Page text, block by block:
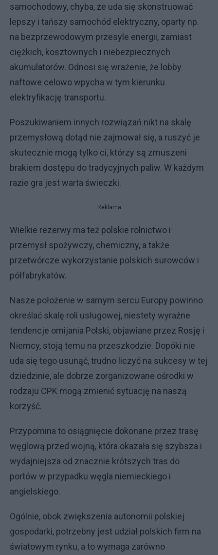
samochodowy, chyba, że uda się skonstruować
lepszy i tańszy samochód elektryczny, oparty np.
na bezprzewodowym przesyle energii, zamiast
ciężkich, kosztownych i niebezpiecznych
akumulatorów. Odnosi się wrażenie, że lobby
naftowe celowo wpycha w tym kierunku
elektryfikację transportu.
Poszukiwaniem innych rozwiązań nikt na skalę
przemysłową dotąd nie zajmował się, a ruszyć je
skutecznie mogą tylko ci, którzy są zmuszeni
brakiem dostępu do tradycyjnych paliw. W każdym
razie gra jest warta świeczki.
Reklama
Wielkie rezerwy ma też polskie rolnictwo i
przemysł spożywczy, chemiczny, a także
przetwórcze wykorzystanie polskich surowców i
półfabrykatów.
Nasze położenie w samym sercu Europy powinno
określać skalę roli usługowej, niestety wyraźne
tendencje omijania Polski, objawiane przez Rosję i
Niemcy, stoją temu na przeszkodzie. Dopóki nie
uda się tego usunąć, trudno liczyć na sukcesy w tej
dziedzinie, ale dobrze zorganizowane ośrodki w
rodzaju CPK mogą zmienić sytuację na naszą
korzyść.
Przypomina to osiągnięcie dokonane przez trasę
węglową przed wojną, która okazała się szybsza i
wydajniejsza od znacznie krótszych tras do
portów w przypadku węgla niemieckiego i
angielskiego.
Ogólnie, obok zwiększenia autonomii polskiej
gospodarki, potrzebny jest udział polskich firm na
światowym rynku, a to wymaga zarówno